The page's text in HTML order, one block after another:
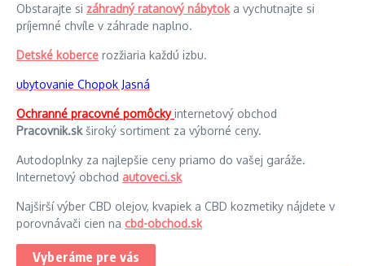
Obstarajte si záhradný ratanový nábytoka vychutnajte si
príjemné chvíle v záhrade naplno.
Detské koberce rozžiaria každú izbu.
ubytovanie Chopok Jasná
Ochranné pracovné pomôckyinternetový obchod
Pracovnik.skširoký sortiment za výborné ceny.
Autodoplnky za najlepšie ceny priamo do vašej garáže.
Internetový obchod autoveci.sk
Najširší výber CBD olejov, kvapiek a CBD kozmetiky nájdete v
porovnávači cien na cbd-obchod.sk
Vyberáme pre vás